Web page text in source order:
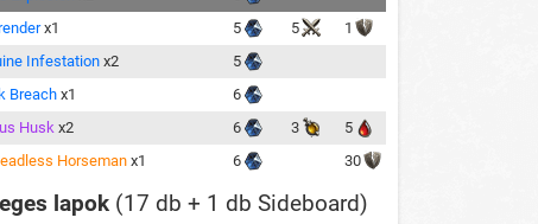
x1 5 5
1
Infestationx2
5
Breachx1
6
Husk x2 6 3
5
Horseman x1 6 30
lapok (17 db + 1 db Sideboard)